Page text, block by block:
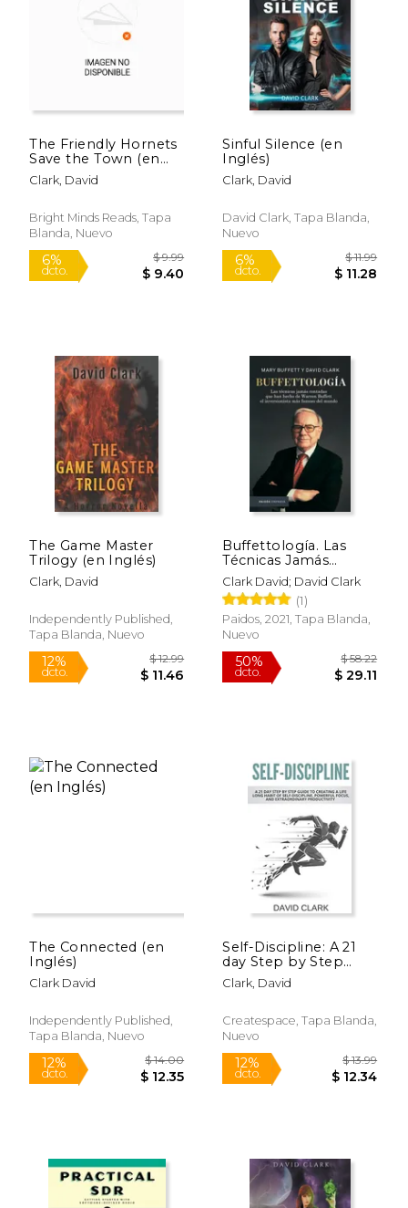
15%
dcto.
15%
dcto.
Rápido
The Friendly Hornets
Save the Town (en
Inglés)
Clark, David
Bright Minds Reads, Tapa
Blanda, Nuevo
Sinful Silence (en
Inglés)
Clark, David
David Clark, Tapa Blanda,
Nuevo
6%
dcto.
The Game Master
Trilogy (en Inglés)
Clark, David
Independently Published,
Tapa Blanda, Nuevo
Buffettología. Las
Técnicas Jamás
Contadas que han
Hecho de Warren
Buffett el Inversor
más Famoso del
Mundo
Clark David; David Clark
(1)
Paidos, 2021, Tapa Blanda,
Nuevo
The Connected (en
Inglés)
Clark David
Independently Published,
Tapa Blanda, Nuevo
Self-Discipline: A 21
day Step by Step
Guide to Creating a
Life Long Habit of
Powerful Focus, and
Extraordinary
Inglés)
Clark, David
Createspace, Tapa Blanda,
Nuevo